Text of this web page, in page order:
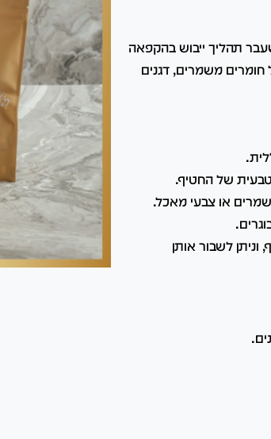
תהליך ייבוש בהקפאה
חומרים משמרים, דגנים
של החטיף.
לשבור אותן